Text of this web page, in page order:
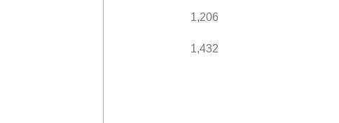
1,206
1,432